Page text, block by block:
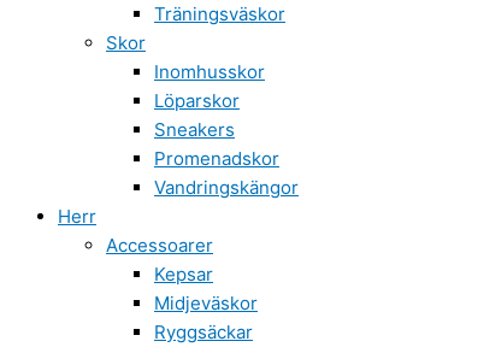
Träningsväskor
Skor
Inomhusskor
Löparskor
Sneakers
Promenadskor
Vandringskängor
Herr
Accessoarer
Kepsar
Midjeväskor
Ryggsäckar